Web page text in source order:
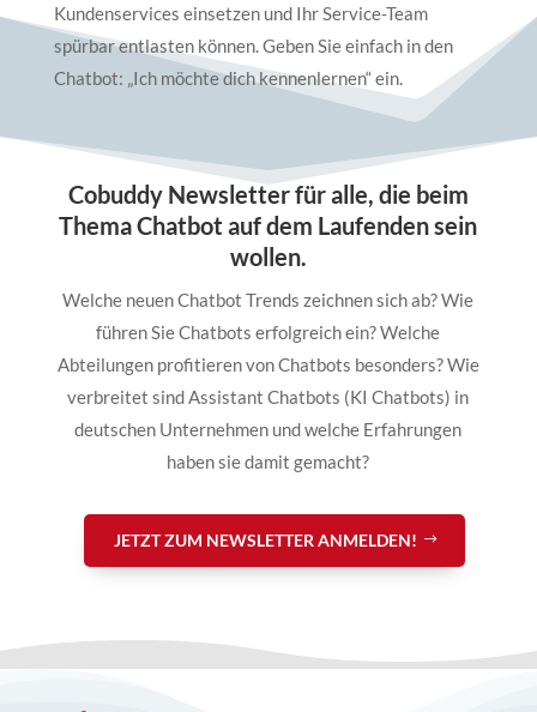
Kundenservices einsetzen und Ihr Service-Team
spürbar entlasten können. Geben Sie einfach in den
Chatbot: „Ich möchte dich kennenlernen“ ein.
Cobuddy Newsletter für alle, die beim
Thema Chatbot auf dem Laufenden sein
wollen.
Welche neuen Chatbot Trends zeichnen sich ab? Wie
führen Sie Chatbots erfolgreich ein? Welche
Abteilungen profitieren von Chatbots besonders? Wie
verbreitet sind Assistant Chatbots (KI Chatbots) in
deutschen Unternehmen und welche Erfahrungen
haben sie damit gemacht?
JETZT ZUM NEWSLETTER ANMELDEN!